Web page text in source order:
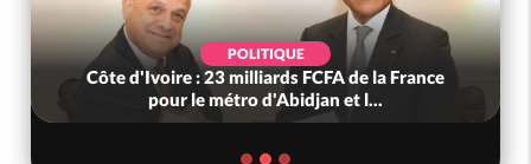
POLITIQUE
Côte d'Ivoire : 23 milliards FCFA de la France
pour le métro d'Abidjan et l...